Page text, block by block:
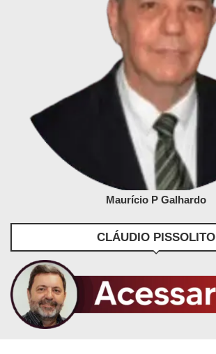
Maurício P Galhardo
CLÁUDIO PISSOLITO